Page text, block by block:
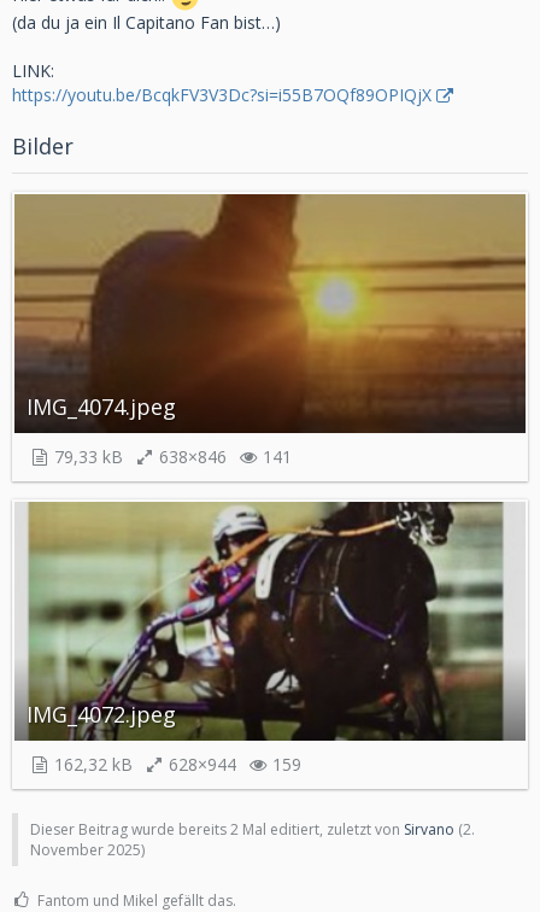
(da du ja ein Il Capitano Fan bist…)
LINK:
https://youtu.be/BcqkFV3V3Dc?si=i55B7OQf89OPIQjX
Bilder
IMG_4074.jpeg
79,33 kB 638×846 141
IMG_4072.jpeg
162,32 kB 628×944 159
Dieser Beitrag wurde bereits 2 Mal editiert, zuletzt von Sirvano (2.
November 2025)
Fantom und Mikel gefällt das.